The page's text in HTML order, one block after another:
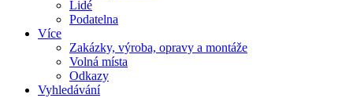
Lidé
Podatelna
Více
Zakázky, výroba, opravy a montáže
Volná místa
Odkazy
Vyhledávání